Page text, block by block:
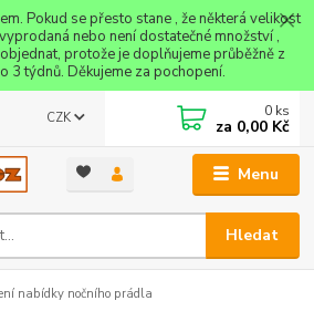
Pokud se přesto stane , že některá velikost
nebo není dostatečné množství ,
protože je doplňujeme průběžně z
3 týdnů. Děkujeme za pochopení.
Menu
CZK
Hledat
0 ks
za 0,00 Kč
nabídky nočního prádla